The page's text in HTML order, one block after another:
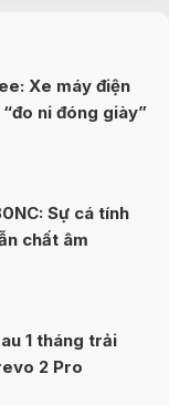
Xe máy điện
ni đóng giày”
Sự cá tính
chất âm
1 tháng trải
2 Pro